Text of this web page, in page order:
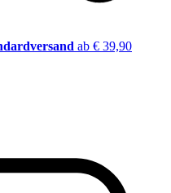
ab € 39,90